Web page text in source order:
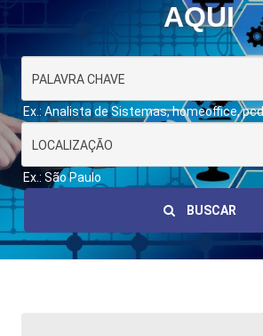
AQUI
Ex.: Analista de Sistemas, homeoffice, pcd
Ex.: São Paulo
BUSCAR